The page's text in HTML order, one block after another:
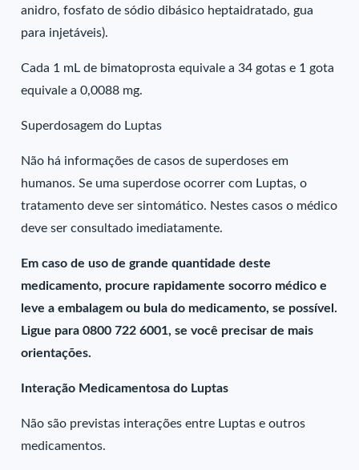
anidro, fosfato de sódio dibásico heptaidratado, gua
para injetáveis).
Cada 1 mL de bimatoprosta equivale a 34 gotas e 1 gota
equivale a 0,0088 mg.
Superdosagem do Luptas
Não há informações de casos de superdoses em
humanos. Se uma superdose ocorrer com Luptas, o
tratamento deve ser sintomático. Nestes casos o médico
deve ser consultado imediatamente.
Em caso de uso de grande quantidade deste
medicamento, procure rapidamente socorro médico e
leve a embalagem ou bula do medicamento, se possível.
Ligue para 0800 722 6001, se você precisar de mais
orientações.
Interação Medicamentosa do Luptas
Não são previstas interações entre Luptas e outros
medicamentos.